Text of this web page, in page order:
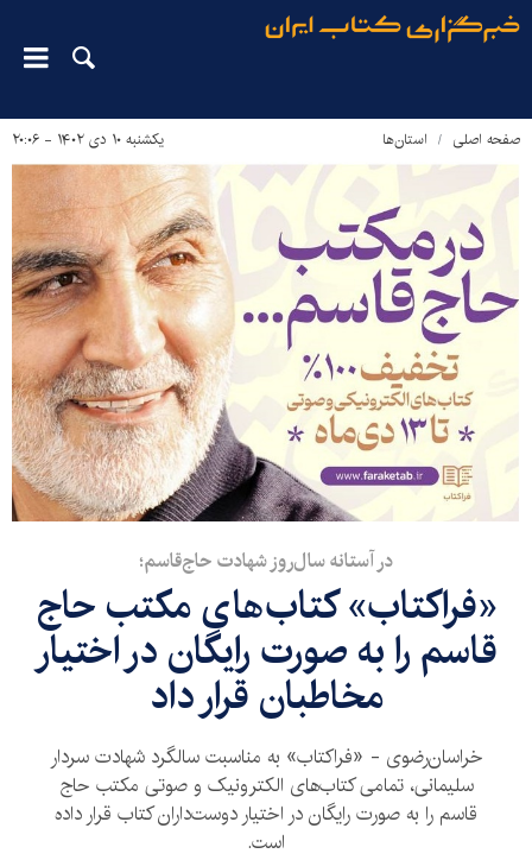
صفحه اصلی استان‌ها یکشنبه ۱۰ دی ۱۴۰۲ - ۲۰:۰۶
در آستانه سال‌روز شهادت حاج‌قاسم؛
«فراکتاب» کتاب‌های مکتب حاج
قاسم را به صورت رایگان در اختیار
مخاطبان قرار داد
خراسان‌رضوی - «فراکتاب» به مناسبت سالگرد شهادت سردار
سلیمانی، تمامی کتاب‌های الکترونیک و صوتی مکتب حاج
قاسم را به صورت رایگان در اختیار دوست‌داران کتاب قرار داده
است.